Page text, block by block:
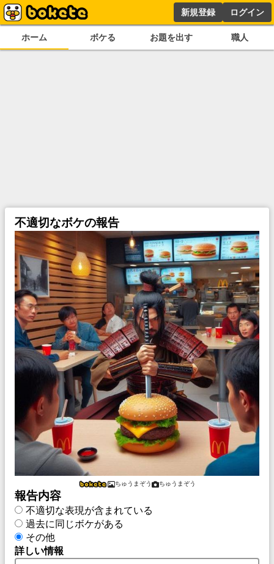
新規登録 ログイン
ホーム ボケる お題を出す 職人
不適切なボケの報告
ちゅうまぞう ちゅうまぞう
報告内容
不適切な表現が含まれている
過去に同じボケがある
その他
詳しい情報